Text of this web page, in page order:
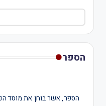
הספר
הספר, אשר בוחן את מוסד